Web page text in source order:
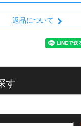
返品について
す